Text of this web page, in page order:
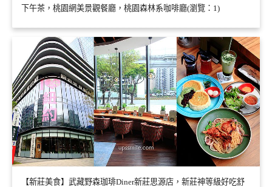
下午茶，桃園網美景觀餐廳，桃園森林系咖啡廳(瀏覽：1)
【新莊美食】武藏野森珈琲Diner新莊思源店，新莊神等級好吃舒